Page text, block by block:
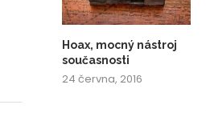
Hoax, mocný nástroj
současnosti
24 června, 2016